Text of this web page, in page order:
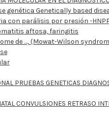
genética Genetically based
con parálisis por presión -
aftosa, faringitis
de …, (Mowat-Wilson
PRUEBAS GENETICAS
CONVULSIONES RETRASO